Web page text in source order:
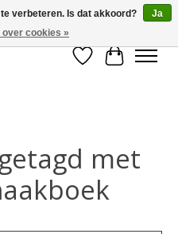
Verlanglijst
met
verbeteren. Is dat akkoord?
Ja
over cookies »